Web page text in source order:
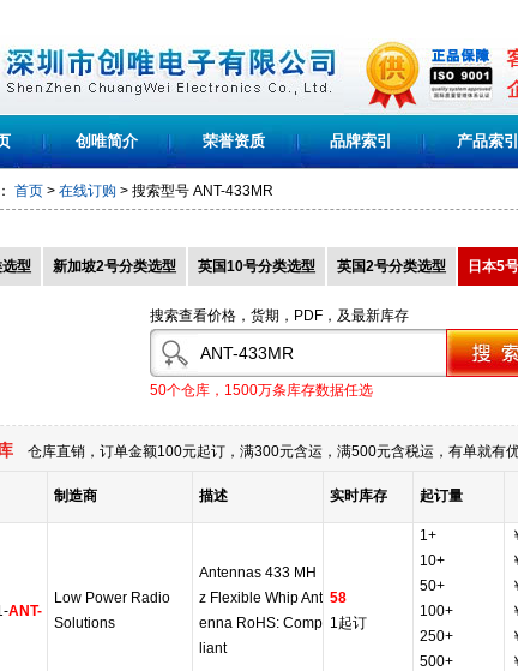
创唯简介 荣誉资质 品牌索引 产品索引
首页 > 在线订购 > 搜索型号 ANT-433MR
型 新加坡2号分类选型 英国10号分类选型 英国2号分类选型 日本5
搜索查看价格，货期，PDF，及最新库存
50个仓库，1500万条库存数据任选
仓库直销，订单金额100元起订，满300元含运，满500元含税运，有单就有
制造商 描述 实时库存 起订量
ANT-
Low Power Radio
Solutions
Antennas 433 MH
z Flexible Whip Ant
enna RoHS: Comp
liant
58
1起订
1+
10+
50+
100+
250+
500+